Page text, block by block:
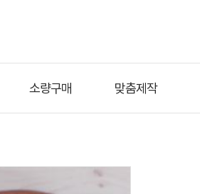
소량구매 맞춤제작